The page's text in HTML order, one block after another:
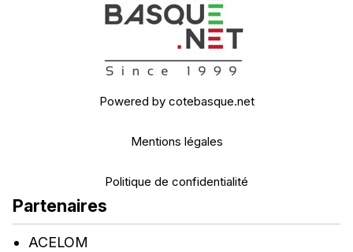
Powered by cotebasque.net
Mentions légales
Politique de confidentialité
Partenaires
ACELOM